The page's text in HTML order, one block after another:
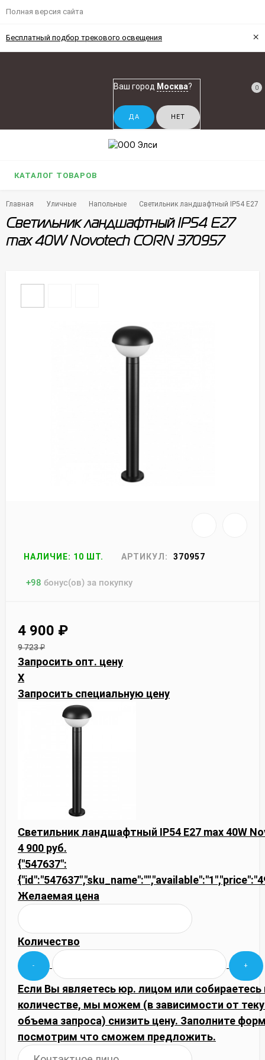
Полная версия сайта
Бесплатный подбор трекового освещения ×
Ваш город Москва? 0
КАТАЛОГ ТОВАРОВ
Главная Уличные Напольные Светильник ландшафтный IP54 E27
Светильник ландшафтный IP54 E27
max 40W Novotech CORN 370957
НАЛИЧИЕ: 10 ШТ. АРТИКУЛ: 370957
+98 бонус(ов) за покупку
4 900 ₽
9 723₽
Запросить опт. цену
X
Запросить специальную цену
Светильник ландшафтный IP54 E27 max 40W
4 900 руб.
{"547637":
Желаемая цена
Количество
Если Вы являетесь юр. лицом или
количестве, мы можем (в зависимости от
объема запроса) снизить цену. Заполните
посмотрим что сможем предложить.